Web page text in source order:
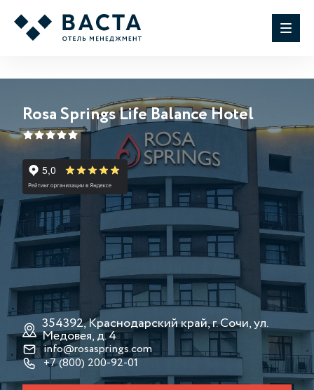
Rosa Springs Life Balance Hotel
354392, Краснодарский край, г. Сочи, ул.
Медовея, д. 4
info@rosasprings.com
+7 (800) 200-92-01